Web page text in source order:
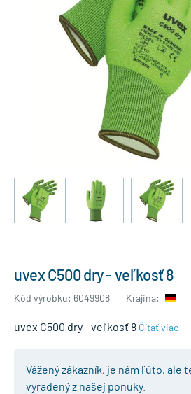
uvex C500 dry - veľkosť 8
Kód výrobku: 6049908 Krajina:
uvex C500 dry - veľkosť 8 Čítať viac
Vážený zákazník, je nám ľúto, ale
vyradený z našej ponuky.